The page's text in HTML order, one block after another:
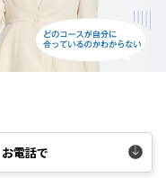
お電話で